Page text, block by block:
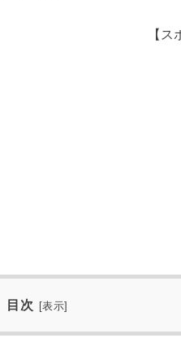
【ス
目次 [表示